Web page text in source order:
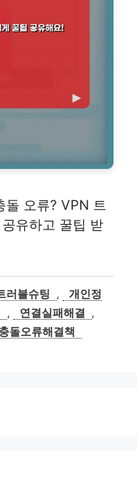
오류? VPN 트
유하고 꿀팁 받
러블슈팅 ,
개인정
, 연결실패해결
,
충돌오류해결책